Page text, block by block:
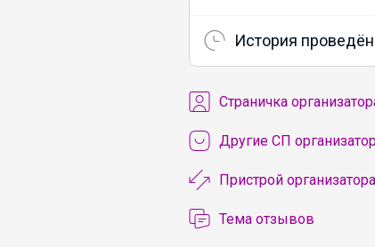
История
Cтраничка
Другие СП
Пристрой
Тема отзывов